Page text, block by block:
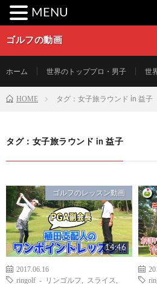
ゴルフの動画
ホーム 世界のトッププロ・男子 世
HOME タグ：女子旅ラウンド in 益子
タグ：女子旅ラウンド in 益子
ゴルフのレッスン動画
14:46
2017.06.16
ringolf - リンゴルフ
スライス
MENU